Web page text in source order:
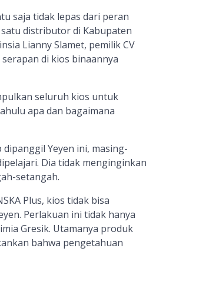
saja tidak lepas dari peran
distributor di Kabupaten
Lianny Slamet, pemilik CV
di kios binaannya
seluruh kios untuk
apa dan bagaimana
Yeyen ini, masing-
Dia tidak menginginkan
setangah.
Plus, kios tidak bisa
Perlakuan ini tidak hanya
Gresik. Utamanya produk
bahwa pengetahuan